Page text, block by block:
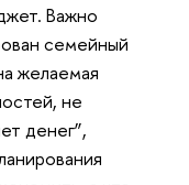
Важно
семейный
желаемая
не
денег”,